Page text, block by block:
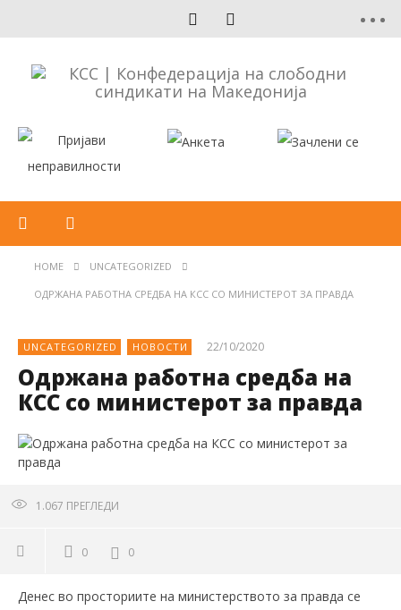
HOME UNCATEGORIZED
ОДРЖАНА РАБОТНА СРЕДБА НА КСС СО МИНИСТЕРОТ ЗА ПРАВДА
UNCATEGORIZED НОВОСТИ 22/10/2020
Одржана работна средба на
КСС со министерот за правда
1.067 ПРЕГЛЕДИ
0 0
Денес во просториите на министерството за правда се